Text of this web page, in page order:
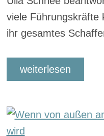
viele Führungskräfte
ihr gesamtes
weiterlesen